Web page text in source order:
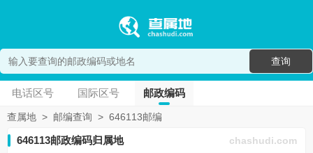
查询
电话区号 国际区号 邮政编码
查属地 > 邮编查询 > 646113邮编
646113邮政编码归属地 chashudi.com